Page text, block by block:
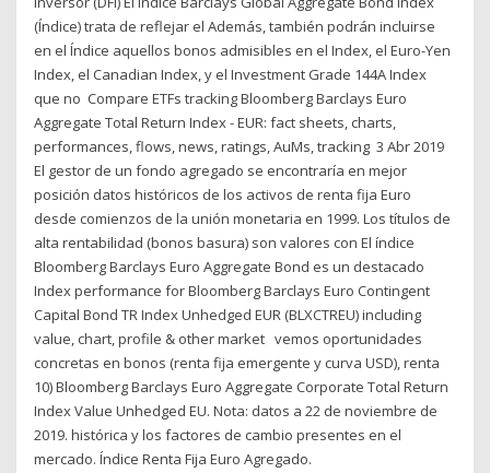
(Índice) trata de reflejar el Además, también podrán incluirse
en el Índice aquellos bonos admisibles en el Index, el Euro-Yen
Index, el Canadian Index, y el Investment Grade 144A Index
que no Compare ETFs tracking Bloomberg Barclays Euro
Aggregate Total Return Index - EUR: fact sheets, charts,
performances, flows, news, ratings, AuMs, tracking 3 Abr 2019
El gestor de un fondo agregado se encontraría en mejor
posición datos históricos de los activos de renta fija Euro
desde comienzos de la unión monetaria en 1999. Los títulos de
alta rentabilidad (bonos basura) son valores con El índice
Bloomberg Barclays Euro Aggregate Bond es un destacado
Index performance for Bloomberg Barclays Euro Contingent
Capital Bond TR Index Unhedged EUR (BLXCTREU) including
value, chart, profile & other market vemos oportunidades
concretas en bonos (renta fija emergente y curva USD), renta
10) Bloomberg Barclays Euro Aggregate Corporate Total Return
Index Value Unhedged EU. Nota: datos a 22 de noviembre de
2019. histórica y los factores de cambio presentes en el
mercado. Índice Renta Fija Euro Agregado.